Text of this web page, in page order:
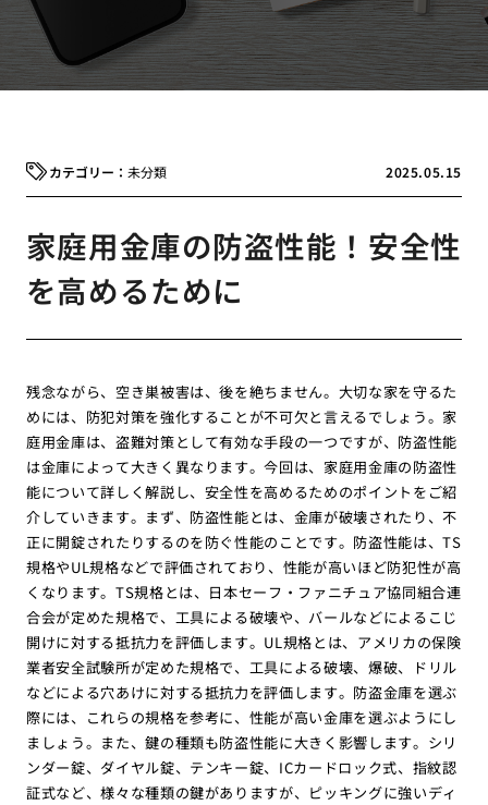
2025.05.15
未分類
家庭用金庫の防盗性能！安全性
を高めるために
残念ながら、空き巣被害は、後を絶ちません。大切な家を守るた
めには、防犯対策を強化することが不可欠と言えるでしょう。家
庭用金庫は、盗難対策として有効な手段の一つですが、防盗性能
は金庫によって大きく異なります。今回は、家庭用金庫の防盗性
能について詳しく解説し、安全性を高めるためのポイントをご紹
介していきます。まず、防盗性能とは、金庫が破壊されたり、不
正に開錠されたりするのを防ぐ性能のことです。防盗性能は、TS
規格やUL規格などで評価されており、性能が高いほど防犯性が高
くなります。TS規格とは、日本セーフ・ファニチュア協同組合連
合会が定めた規格で、工具による破壊や、バールなどによるこじ
開けに対する抵抗力を評価します。UL規格とは、アメリカの保険
業者安全試験所が定めた規格で、工具による破壊、爆破、ドリル
などによる穴あけに対する抵抗力を評価します。防盗金庫を選ぶ
際には、これらの規格を参考に、性能が高い金庫を選ぶようにし
ましょう。また、鍵の種類も防盗性能に大きく影響します。シリ
ンダー錠、ダイヤル錠、テンキー錠、ICカードロック式、指紋認
証式など、様々な種類の鍵がありますが、ピッキングに強いディ